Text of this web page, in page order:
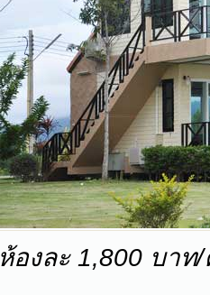
ห้องละ 1,800 บาท